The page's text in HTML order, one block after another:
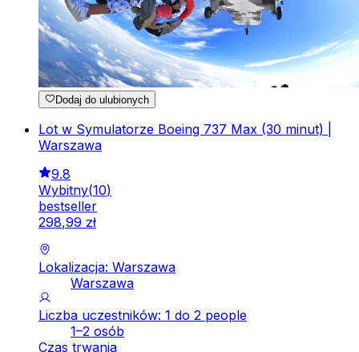
Dodaj do ulubionych
Lot w Symulatorze Boeing 737 Max (30 minut) |
Warszawa
9.8
Wybitny(10)
bestseller
298,99 zł
Lokalizacja: Warszawa
Warszawa
Liczba uczestników: 1 do 2 people
1–2 osób
Czas trwania